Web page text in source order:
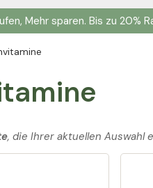
Mehr sparen. Bis zu 20%
, die Ihrer aktuellen Auswahl